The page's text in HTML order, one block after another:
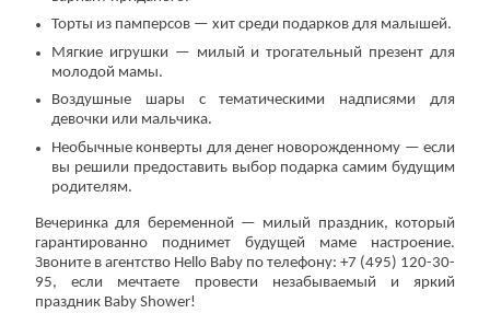
Торты из памперсов — хит среди подарков для малышей.
Мягкие игрушки — милый и трогательный презент для
молодой мамы.
Воздушные шары с тематическими надписями для
девочки или мальчика.
Необычные конверты для денег новорожденному — если
вы решили предоставить выбор подарка самим будущим
родителям.
Вечеринка для беременной — милый праздник, который
гарантированно поднимет будущей маме настроение.
Звоните в агентство Hello Baby по телефону: +7 (495) 120-30-
95, если мечтаете провести незабываемый и яркий
праздник Baby Shower!